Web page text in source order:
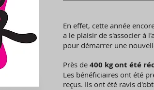
En effet, cette année encore
a le plaisir de s'associer à
pour démarrer une
Près de 400 kg ont été
Les bénéficiaires ont été
reçus. Ils ont été ravis